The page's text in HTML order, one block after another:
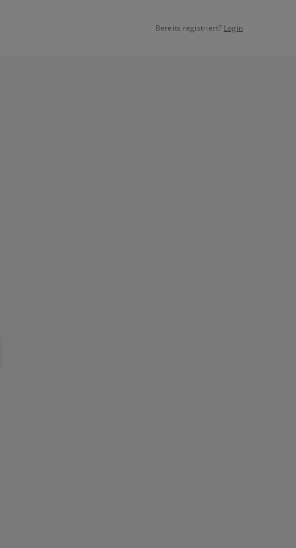
Bereits registriert? Login